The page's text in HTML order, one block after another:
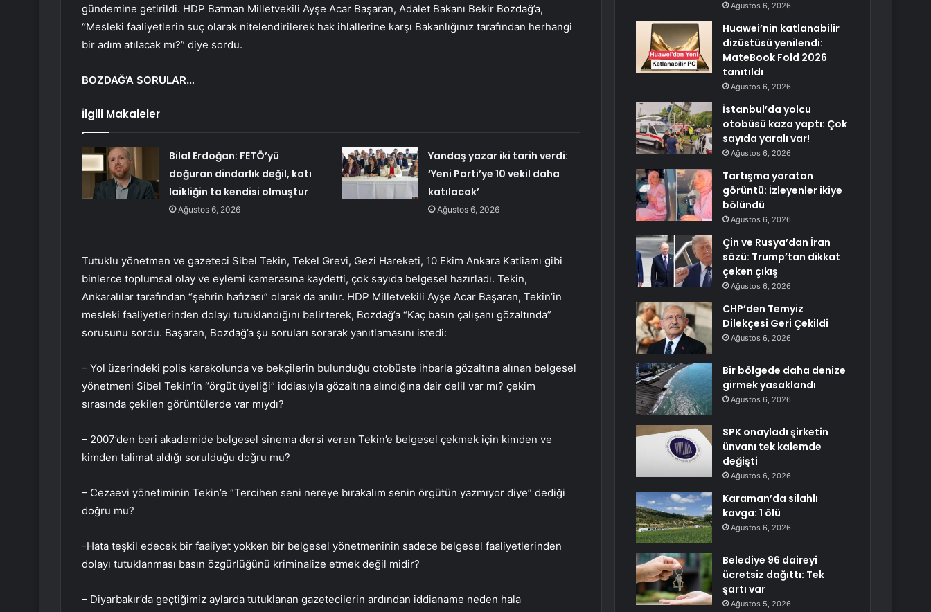
gündemine getirildi. HDP Batman Milletvekili Ayşe Acar Başaran, Adalet Bakanı Bekir Bozdağ’a,
“Mesleki faaliyetlerin suç olarak nitelendirilerek hak ihlallerine karşı Bakanlığınız tarafından herhangi
bir adım atılacak mı?” diye sordu.
BOZDAĞ’A SORULAR…
İlgili Makaleler
Bilal Erdoğan: FETÖ’yü
doğuran dindarlık değil, katı
laikliğin ta kendisi olmuştur
Ağustos 6, 2026
Yandaş yazar iki tarih verdi:
‘Yeni Parti’ye 10 vekil daha
katılacak’
Ağustos 6, 2026
Tutuklu yönetmen ve gazeteci Sibel Tekin, Tekel Grevi, Gezi Hareketi, 10 Ekim Ankara Katliamı gibi
binlerce toplumsal olay ve eylemi kamerasına kaydetti, çok sayıda belgesel hazırladı. Tekin,
Ankaralılar tarafından “şehrin hafızası” olarak da anılır. HDP Milletvekili Ayşe Acar Başaran, Tekin’in
mesleki faaliyetlerinden dolayı tutuklandığını belirterek, Bozdağ’a “Kaç basın çalışanı gözaltında”
sorusunu sordu. Başaran, Bozdağ’a şu soruları sorarak yanıtlamasını istedi:
– Yol üzerindeki polis karakolunda ve bekçilerin bulunduğu otobüste ihbarla gözaltına alınan belgesel
yönetmeni Sibel Tekin’in “örgüt üyeliği” iddiasıyla gözaltına alındığına dair delil var mı? çekim
sırasında çekilen görüntülerde var mıydı?
– 2007’den beri akademide belgesel sinema dersi veren Tekin’e belgesel çekmek için kimden ve
kimden talimat aldığı sorulduğu doğru mu?
– Cezaevi yönetiminin Tekin’e “Tercihen seni nereye bırakalım senin örgütün yazmıyor diye” dediği
doğru mu?
-Hata teşkil edecek bir faaliyet yokken bir belgesel yönetmeninin sadece belgesel faaliyetlerinden
dolayı tutuklanması basın özgürlüğünü kriminalize etmek değil midir?
– Diyarbakır’da geçtiğimiz aylarda tutuklanan gazetecilerin ardından iddianame neden hala
Ağustos 6, 2026
Huawei’nin katlanabilir
dizüstüsü yenilendi:
MateBook Fold 2026
tanıtıldı
Ağustos 6, 2026
İstanbul’da yolcu
otobüsü kaza yaptı: Çok
sayıda yaralı var!
Ağustos 6, 2026
Tartışma yaratan
görüntü: İzleyenler ikiye
bölündü
Ağustos 6, 2026
Çin ve Rusya’dan İran
sözü: Trump’tan dikkat
çeken çıkış
Ağustos 6, 2026
CHP’den Temyiz
Dilekçesi Geri Çekildi
Ağustos 6, 2026
Bir bölgede daha denize
girmek yasaklandı
Ağustos 6, 2026
SPK onayladı şirketin
ünvanı tek kalemde
değişti
Ağustos 6, 2026
Karaman’da silahlı
kavga: 1 ölü
Ağustos 6, 2026
Belediye 96 daireyi
ücretsiz dağıttı: Tek
şartı var
Ağustos 5, 2026